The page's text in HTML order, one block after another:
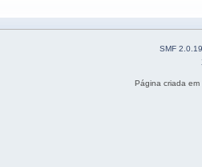
SMF 2.0.19
Página criada